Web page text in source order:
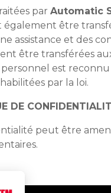
par Automatic
être
assistance et des
être transférées
personnel est
par la loi.
DE
peut être